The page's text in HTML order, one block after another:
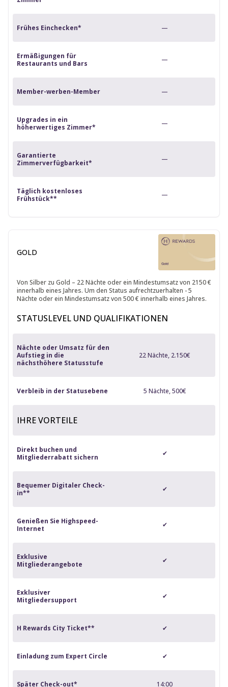
Frühes Einchecken* —
Ermäßigungen für
Restaurants und Bars
—
Member-werben-Member —
Upgrades in ein
höherwertiges Zimmer*
—
Garantierte
Zimmerverfügbarkeit*
—
Täglich kostenloses
Frühstück**
—
GOLD
Von Silber zu Gold – 22 Nächte oder ein Mindestumsatz von 2150 €
innerhalb eines Jahres. Um den Status aufrechtzuerhalten - 5
Nächte oder ein Mindestumsatz von 500 € innerhalb eines Jahres.
STATUSLEVEL UND QUALIFIKATIONEN
Nächte oder Umsatz für den
Aufstieg in die
nächsthöhere Statusstufe
22 Nächte, 2.150€
Verbleib in der Statusebene 5 Nächte, 500€
IHRE VORTEILE
Direkt buchen und
Mitgliederrabatt sichern
✔
Bequemer Digitaler Check-
in**
✔
Genießen Sie Highspeed-
Internet
✔
Exklusive
Mitgliederangebote
✔
Exklusiver
Mitgliedersupport
✔
H Rewards City Ticket** ✔
Einladung zum Expert Circle ✔
Später Check-out* 14:00